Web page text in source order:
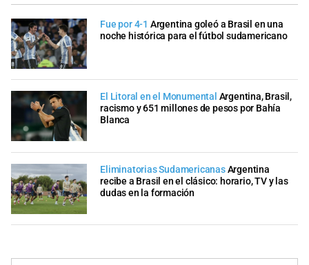
Fue por 4-1 Argentina goleó a Brasil en una
noche histórica para el fútbol sudamericano
El Litoral en el Monumental Argentina, Brasil,
racismo y 651 millones de pesos por Bahía
Blanca
Eliminatorias SudamericanasArgentina
recibe a Brasil en el clásico: horario, TV y las
dudas en la formación